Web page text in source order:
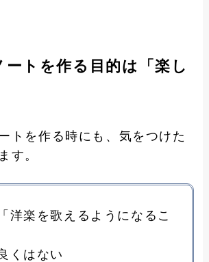
ートを作る目的は「楽し
トを作る時にも、気をつけた
す。
洋楽を歌えるようになるこ
くはない